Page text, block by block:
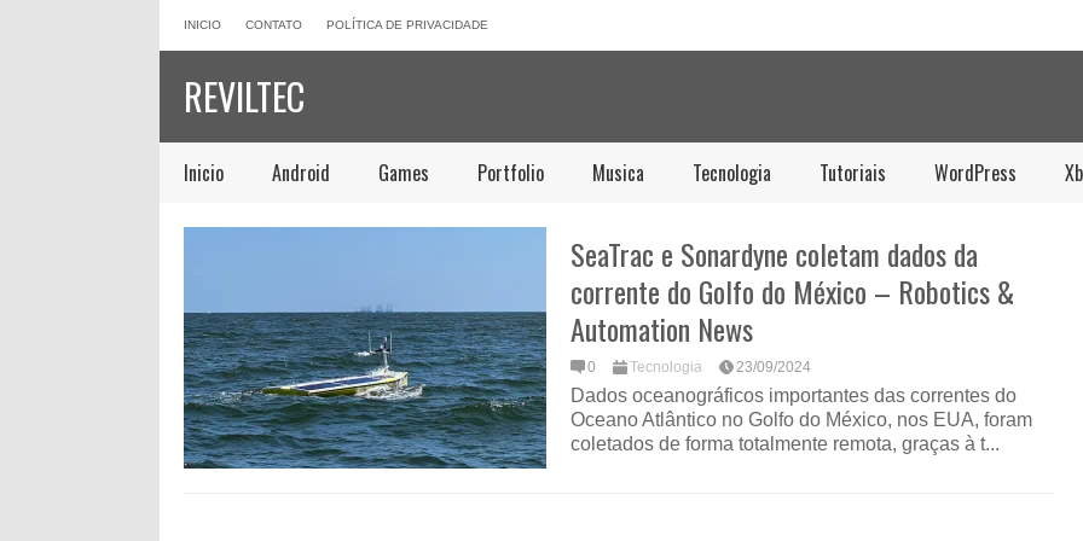
INICIO CONTATO POLÍTICA DE PRIVACIDADE
REVILTEC
Inicio Android Games Portfolio Musica Tecnologia Tutoriais WordPress
SeaTrac e Sonardyne coletam dados da
corrente do Golfo do México – Robotics &
Automation News
0 Tecnologia 23/09/2024
Dados oceanográficos importantes das correntes do
Oceano Atlântico no Golfo do México, nos EUA, foram
coletados de forma totalmente remota, graças à t...